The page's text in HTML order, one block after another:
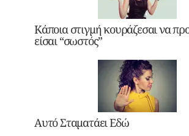
Κάποια στιγμή κουράζεσαι να
είσαι “σωστός”
Αυτό Σταματάει Εδώ